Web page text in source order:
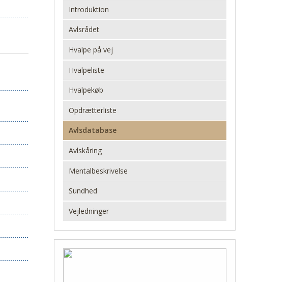
Introduktion
Avlsrådet
Hvalpe på vej
Hvalpeliste
Hvalpekøb
Opdrætterliste
Avlsdatabase
Avlskåring
Mentalbeskrivelse
Sundhed
Vejledninger